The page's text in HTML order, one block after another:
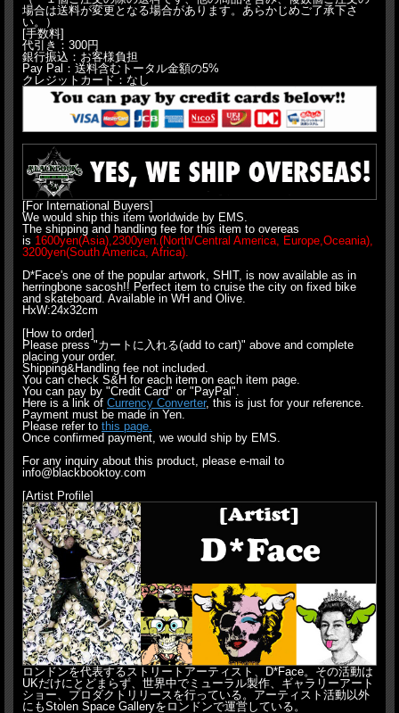
場合は送料が変更となる場合があります。あらかじめご了承下さ
い。）
[手数料]
代引き：300円
銀行振込：お客様負担
Pay Pal：送料含むトータル金額の5%
クレジットカード：なし
[For International Buyers]
We would ship this item worldwide by EMS.
The shipping and handling fee for this item to overeas
is 1600yen(Asia),2300yen.(North/Central America, Europe,Oceania),
3200yen(South America, Africa).
D*Face's one of the popular artwork, SHIT, is now available as in
herringbone sacosh!! Perfect item to cruise the city on fixed bike
and skateboard. Available in WH and Olive.
HxW:24x32cm
[How to order]
Please press "カートに入れる(add to cart)" above and complete
placing your order.
Shipping&Handling fee not included.
You can check S&H for each item on each item page.
You can pay by "Credit Card" or "PayPal".
Here is a link of Currency Converter, this is just for your reference.
Payment must be made in Yen.
Please refer to this page.
Once confirmed payment, we would ship by EMS.
For any inquiry about this product, please e-mail to
info@blackbooktoy.com
[Artist Profile]
ロンドンを代表するストリートアーティスト、D*Face。その活動は
UKだけにとどまらず、世界中でミューラル製作、ギャラリーアート
ショー、プロダクトリリースを行っている。アーティスト活動以外
にもStolen Space Galleryをロンドンで運営している。